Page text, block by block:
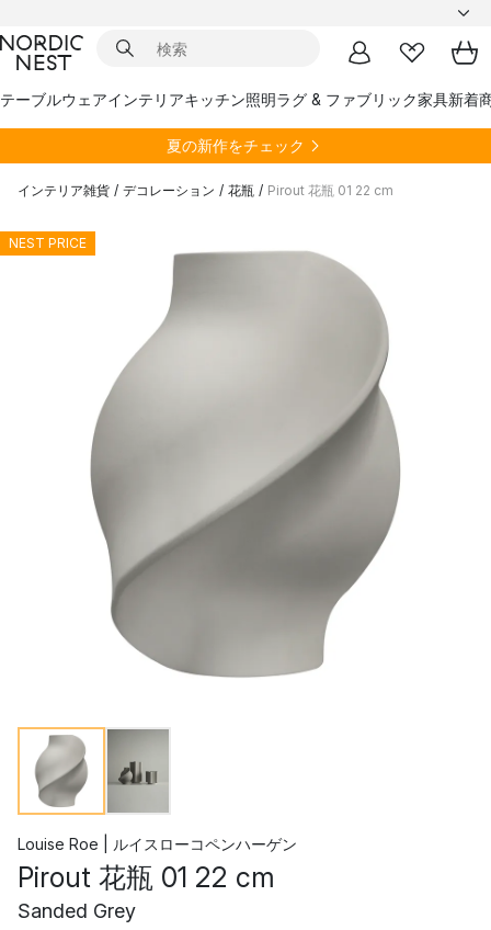
テーブルウェアインテリアキッチン照明ラグ & ファブリック家具新着
夏の新作をチェック
インテリア雑貨 / デコレーション / 花瓶 / Pirout 花瓶 01 22 cm
NEST PRICE
Louise Roe | ルイスローコペンハーゲン
Pirout 花瓶 01 22 cm
Sanded Grey